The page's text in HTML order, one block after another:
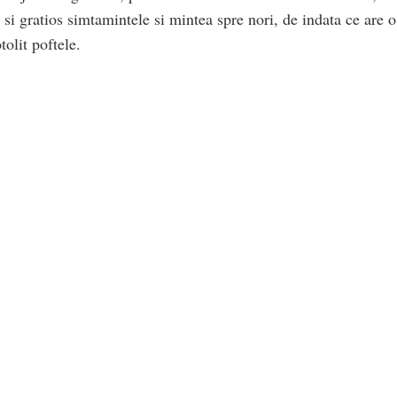
gratios simtamintele si mintea spre nori, de indata ce are
poftele.